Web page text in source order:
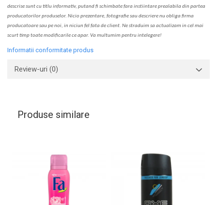
descrise sunt cu titlu informativ, putand fi schimbate fara instiintare prealabila din partea
producatorilor produselor. Nicio prezentare, fotografie sau descriere nu obliga firma
producatoare sau pe noi, in niciun fel fata de client. Ne straduim sa actualizam in cel mai
scurt timp toate modificarile ce apar. Va multumim pentru intelegere!
Informatii conformitate produs
Review-uri (0)
Produse similare